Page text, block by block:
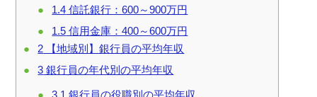
1.4 信託銀行：600～900万円
1.5 信用金庫：400～600万円
2 【地域別】銀行員の平均年収
3 銀行員の年代別の平均年収
3.1 銀行員の役職別の平均年収